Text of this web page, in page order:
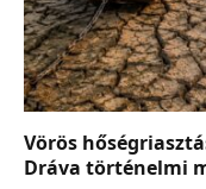
Vörös
Dráva történelmi